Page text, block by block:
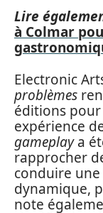
Lire
à Colmar
Electronic
problèmes
éditions
expérience
gameplaya
rapprocher
conduire une
dynamique,
note